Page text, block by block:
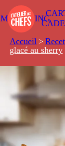
Accueil >
glacé au sherry